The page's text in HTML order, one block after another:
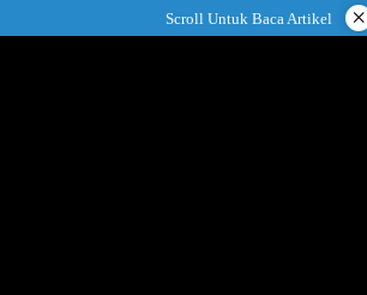
ke
Scroll Untuk Baca Artikel ×